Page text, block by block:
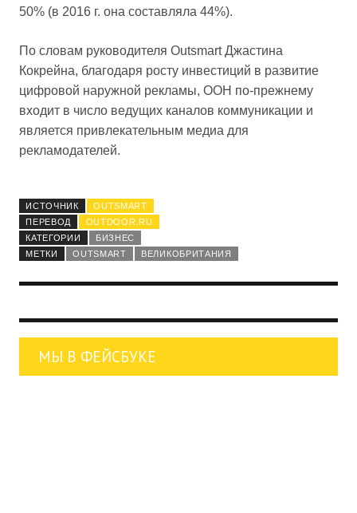
50% (в 2016 г. она составляла 44%).
По словам руководителя Outsmart Джастина
Кокрейна, благодаря росту инвестиций в развитие
цифровой наружной рекламы, OOH по-прежнему
входит в число ведущих каналов коммуникации и
является привлекательным медиа для
рекламодателей.
ИСТОЧНИК
OUTSMART
ПЕРЕВОД
OUTDOOR.RU
КАТЕГОРИИ
БИЗНЕС
МЕТКИ
OUTSMART ВЕЛИКОБРИТАНИЯ
МЫ В ФЕЙСБУКЕ